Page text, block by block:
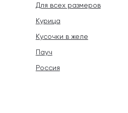
Для всех размеров
Курица
Кусочки в желе
Пауч
Россия